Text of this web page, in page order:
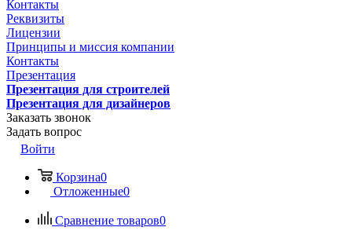
Контакты
Реквизиты
Лицензии
Принципы и миссия компании
Контакты
Презентация
Презентация для строителей
Презентация для дизайнеров
Заказать звонок
Задать вопрос
Войти
Корзина0
Отложенные0
Сравнение товаров0